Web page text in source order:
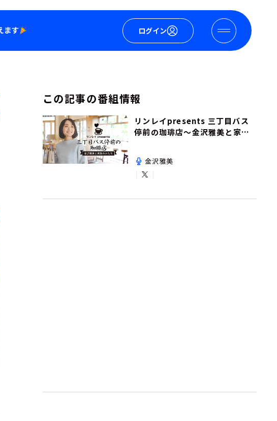
ログイン
この記事の番組情報
リンレイpresents 三丁目バス
停前の珈琲店～金沢雅美と家族
金沢雅美